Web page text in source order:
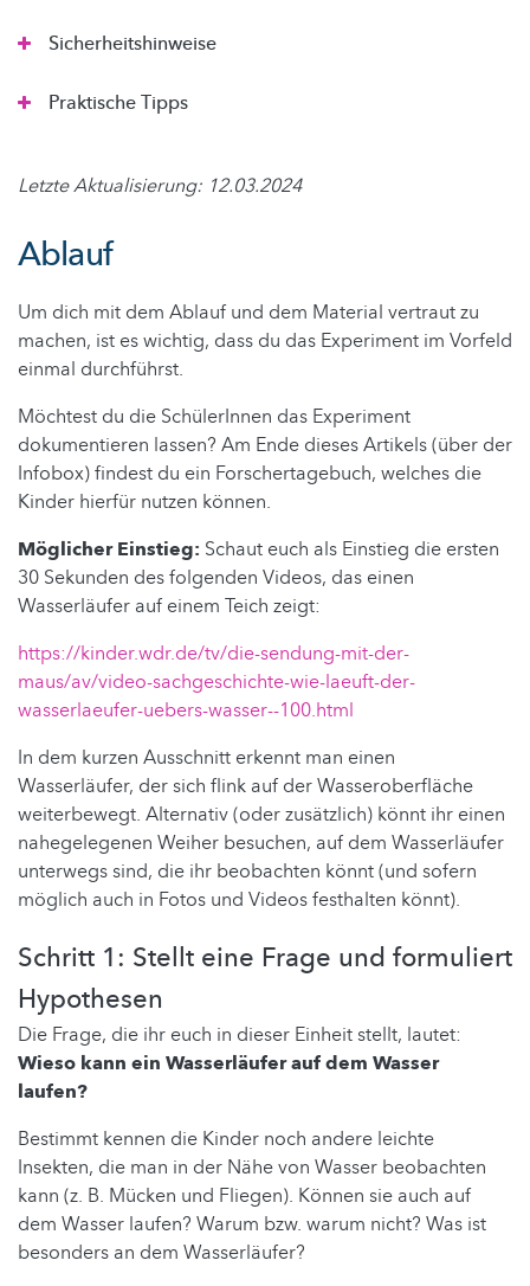
Sicherheitshinweise
Praktische Tipps
Letzte Aktualisierung: 12.03.2024
Ablauf
Um dich mit dem Ablauf und dem Material vertraut zu
machen, ist es wichtig, dass du das Experiment im Vorfeld
einmal durchführst.
Möchtest du die SchülerInnen das Experiment
dokumentieren lassen? Am Ende dieses Artikels (über der
Infobox) findest du ein Forschertagebuch, welches die
Kinder hierfür nutzen können.
Möglicher Einstieg: Schaut euch als Einstieg die ersten
30 Sekunden des folgenden Videos, das einen
Wasserläufer auf einem Teich zeigt:
https://kinder.wdr.de/tv/die-sendung-mit-der-
maus/av/video-sachgeschichte-wie-laeuft-der-
wasserlaeufer-uebers-wasser--100.html
In dem kurzen Ausschnitt erkennt man einen
Wasserläufer, der sich flink auf der Wasseroberfläche
weiterbewegt. Alternativ (oder zusätzlich) könnt ihr einen
nahegelegenen Weiher besuchen, auf dem Wasserläufer
unterwegs sind, die ihr beobachten könnt (und sofern
möglich auch in Fotos und Videos festhalten könnt).
Schritt 1: Stellt eine Frage und formuliert
Hypothesen
Die Frage, die ihr euch in dieser Einheit stellt, lautet:
Wieso kann ein Wasserläufer auf dem Wasser
laufen?
Bestimmt kennen die Kinder noch andere leichte
Insekten, die man in der Nähe von Wasser beobachten
kann (z. B. Mücken und Fliegen). Können sie auch auf
dem Wasser laufen? Warum bzw. warum nicht? Was ist
besonders an dem Wasserläufer?